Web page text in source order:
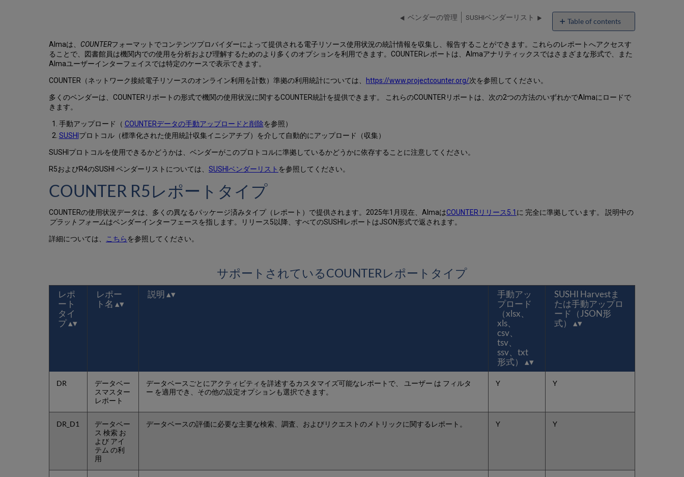
Table of contents
R5
レ
タ
イ
ユ
要
COUNTER
購
読
SUSHI
ン
採
ベンダーの管理 SUSHIベンダーリスト
Almaは、 COUNTERフォーマットでコンテンツプロバイダーによって提供される電子リソース使用状況の統計情報を収集し、報告することができます。これらのレポートへアクセスす
ることで、図書館員は機関内での使用を分析および理解するためのより多くのオプションを利用できます。COUNTERレポートは、Almaアナリティックスではさまざまな形式で、また
Almaユーザーインターフェイスでは特定のケースで表示できます。
COUNTER（ネットワーク接続電子リソースのオンライン利用を計数）準拠の利用統計については、 https://www.projectcounter.org/次を参照してください。
多くのベンダーは、COUNTERリポートの形式で機関の使用状況に関するCOUNTER統計を提供できます。 これらのCOUNTERリポートは、次の2つの方法のいずれかでAlmaにロードで
きます。
手動アップロード（ COUNTERデータの手動アップロードと削除を参照）
SUSHI プロトコル（標準化された使用統計収集イニシアチブ）を介して自動的にアップロード（収集）
SUSHIプロトコルを使用できるかどうかは、ベンダーがこのプロトコルに準拠しているかどうかに依存することに注意してください。
R5およびR4のSUSHI ベンダーリストについては、 SUSHIベンダーリスト を参照してください。
COUNTER R5レポートタイプ
COUNTERの使用状況データは、多くの異なるパッケージ済みタイプ（レポート）で提供されます。2025年1月現在、AlmaはCOUNTERリリース5.1 に 完全に準拠しています。 説明中の
プラットフォームはベンダーインターフェースを指します。リリース5以降、すべてのSUSHIレポートはJSON形式で返されます。
詳細については、 こちら を参照してください。
サポートされているCOUNTERレポートタイプ
レポ
ート
タイ
プ
レポー
ト名
説明
手動アッ
プロード
（xlsx、
xls、
csv、
tsv、
ssv、txt
形式）
SUSHI Harvestま
たは手動アップロ
ード（JSON形
式）
DR
データベー
スマスター
レポート
データベースごとにアクティビティを詳述するカスタマイズ可能なレポートで、 ユーザー は フィルタ
ー を適用でき、その他の設定オプションも選択できます。
Y Y
DR_D1
データベー
ス 検索 お
よび アイ
テム の利
用
データベースの評価に必要な主要な検索、調査、およびリクエストのメトリックに関するレポート。 Y Y